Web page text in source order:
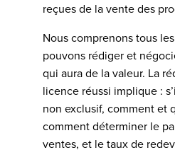
reçues de la vente des
Nous comprenons tous
pouvons rédiger et
qui aura de la valeur. La
licence réussi implique :
non exclusif, comment et
comment déterminer le
ventes, et le taux de